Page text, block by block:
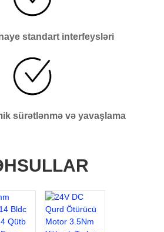
standart interfeysləri
sürətlənmə və yavaşlama